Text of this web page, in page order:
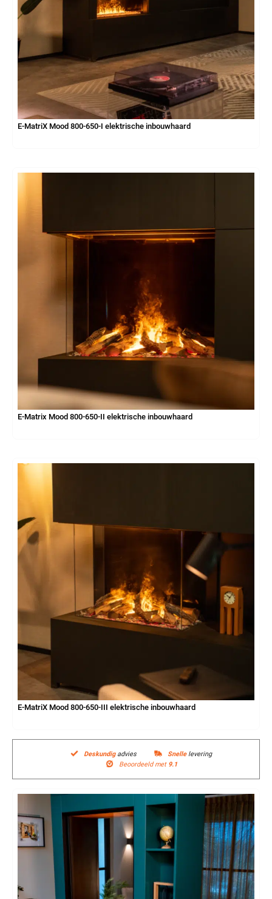
E-MatriX Mood 800-650-I elektrische inbouwhaard
E-Matrix Mood 800-650-II elektrische inbouwhaard
E-MatriX Mood 800-650-III elektrische inbouwhaard
Deskundigadvies Snellelevering
Beoordeeld met 9.1